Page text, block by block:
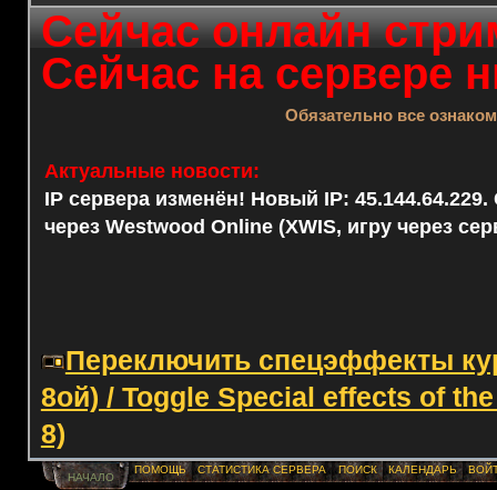
Сейчас онлайн
Сейчас на сервере
Обязательно все
Актуальные новости:
IP сервера изменён! Новый IP: 45.144.64.229.
через Westwood Online (XWIS, игру через
Переключить спецэффекты
8ой) / Toggle Special effects of
8)
НАЧАЛО
ПОМОЩЬ СТАТИСТИКА СЕРВЕРА ПОИСК КАЛЕНДАРЬ